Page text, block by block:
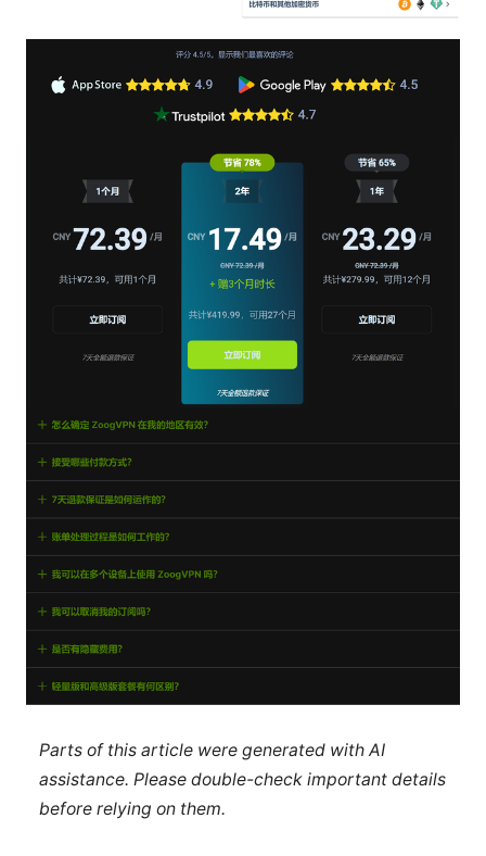
Parts of this article were generated with AI
assistance. Please double-check important details
before relying on them.